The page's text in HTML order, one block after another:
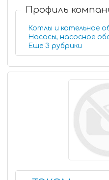
Профиль
Котлы и котельное
Насосы, насосное
Еще 3 рубрики